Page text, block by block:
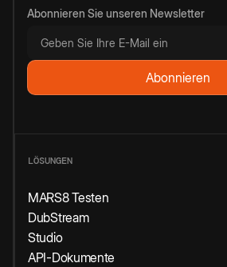
Abonnieren Sie unseren Newsletter
LÖSUNGEN
MARS8 Testen
DubStream
Studio
API-Dokumente